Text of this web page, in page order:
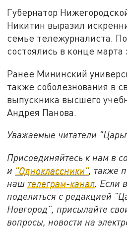
Губернатор
Никитин выразил
семье тележурналиста.
состоялись в конце марта
Ранее Мининский
также соболезнования в
выпускника высшего
Андрея Панова.
Уважаемые читатели
Присоединяйтесь к нам в
и "Одноклассники", также
наш телеграм-канал. Если
поделиться с редакцией
Новгород", присылайте
вопросы, новости на